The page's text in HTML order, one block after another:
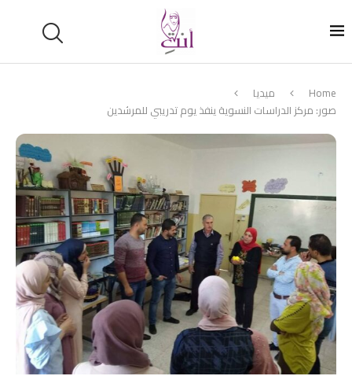
Home
ميديا
صور: مركز الدراسات النسوية ينفذ يوم تدريبي للمرشدين